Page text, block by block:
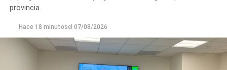
provincia.
Hace 18 minutosel 07/08/2026